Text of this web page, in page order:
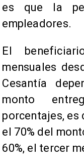
es que la
empleadores.
El
mensuales
Cesantía
monto
porcentajes, es
el 70% del
60%, el tercer